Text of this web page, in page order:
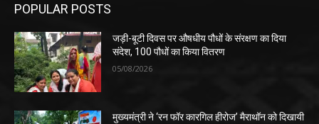
POPULAR POSTS
जड़ी-बूटी दिवस पर औषधीय पौधों के संरक्षण का दिया
संदेश, 100 पौधों का किया वितरण
05/08/2026
मुख्यमंत्री ने ‘रन फॉर कारगिल हीरोज’ मैराथॉन को दिखायी